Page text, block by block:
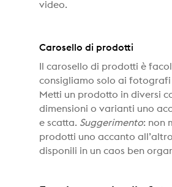
video.
Carosello di prodotti
Il carosello di prodotti è
consigliamo solo ai fotografi
Metti un prodotto in diversi
dimensioni o varianti uno
e scatta. Suggerimento: non
prodotti uno accanto
disponili in un caos ben